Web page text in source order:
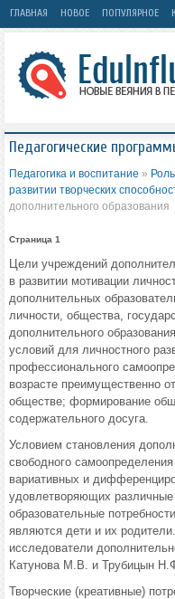
ГЛАВНАЯ НОВОЕ ПОПУЛЯРНОЕ
Педагогические
Педагогика и воспитание »
развитии творческих
дополнительного образования
Страница 1
Цели учреждений
в развитии мотивации
дополнительных
личности, общества,
дополнительного
условий для личностного
профессионального
возрасте преимущественно
обществе; формирование
содержательного досуга.
Условием становления
свободного
вариативных и
удовлетворяющих
образовательные
являются дети и их
исследователи
Катунова М.В. и Трубицын
Творческие (креативные)